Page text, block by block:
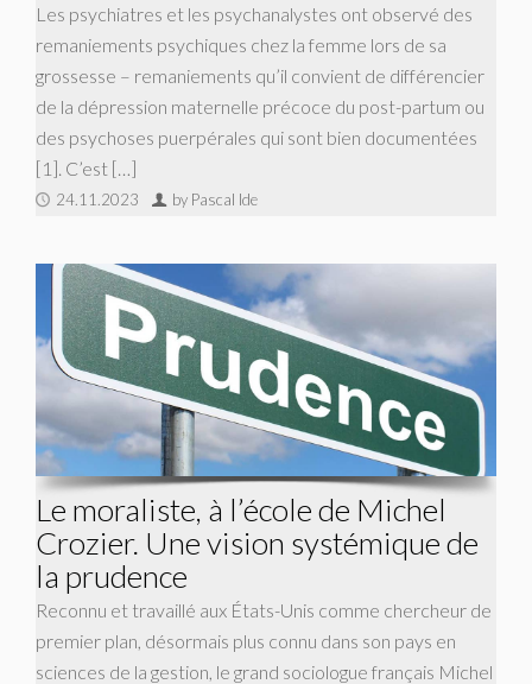
Les psychiatres et les psychanalystes ont observé des
remaniements psychiques chez la femme lors de sa
grossesse – remaniements qu’il convient de différencier
de la dépression maternelle précoce du post-partum ou
des psychoses puerpérales qui sont bien documentées
[1]. C’est […]
24.11.2023 by Pascal Ide
Le moraliste, à l’école de Michel
Crozier. Une vision systémique de
la prudence
Reconnu et travaillé aux États-Unis comme chercheur de
premier plan, désormais plus connu dans son pays en
sciences de la gestion, le grand sociologue français Michel